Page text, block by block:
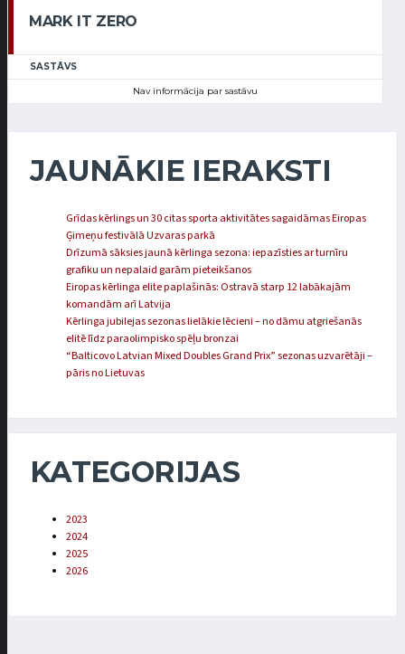
MARK IT ZERO
SASTĀVS
Nav informācija par sastāvu
JAUNĀKIE IERAKSTI
Grīdas kērlings un 30 citas sporta aktivitātes sagaidāmas Eiropas
Ģimeņu festivālā Uzvaras parkā
Drīzumā sāksies jaunā kērlinga sezona: iepazīsties ar turnīru
grafiku un nepalaid garām pieteikšanos
Eiropas kērlinga elite paplašinās: Ostravā starp 12 labākajām
komandām arī Latvija
Kērlinga jubilejas sezonas lielākie lēcieni – no dāmu atgriešanās
elitē līdz paraolimpisko spēļu bronzai
“Balticovo Latvian Mixed Doubles Grand Prix” sezonas uzvarētāji –
pāris no Lietuvas
KATEGORIJAS
2023
2024
2025
2026